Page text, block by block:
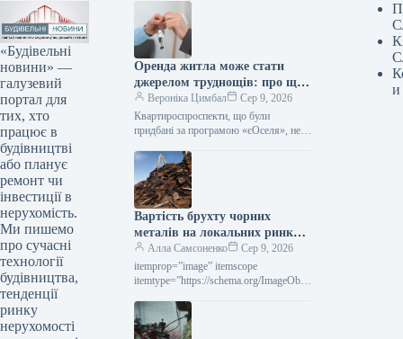
«Будівельні
новини» —
галузевий
портал для
тих, хто
працює в
будівництві
або планує
ремонт чи
інвестиції в
нерухомість.
Ми пишемо
про сучасні
технології
будівництва,
тенденції
ринку
нерухомості
Оренда житла може стати
джерелом труднощів: про що
слід пам’ятати учасникам
програми «єОселя»
Вероніка Цимбал
Сер 9, 2026
Квартироспроспeкти, що були
придбані за програмою «єОселя», не
таке житло в оренду. Поки позика не
буде…
Вартість брухту чорних
металів на локальних ринках
у липні впала на 10–30
доларів за тонну.
Алла Самсоненко
Сер 9, 2026
itemprop=”image” itemscope
itemtype=”https://schema.org/ImageObje
Брухт Новини Світовий ринок вартість
брухту Друк 109 09 Серпня 2026
и